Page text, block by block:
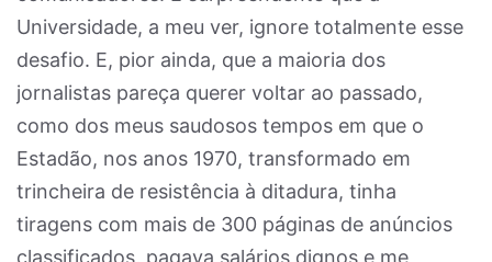
Universidade, a meu ver, ignore totalmente esse
desafio. E, pior ainda, que a maioria dos
jornalistas pareça querer voltar ao passado,
como dos meus saudosos tempos em que o
Estadão, nos anos 1970, transformado em
trincheira de resistência à ditadura, tinha
tiragens com mais de 300 páginas de anúncios
classificados, pagava salários dignos e me